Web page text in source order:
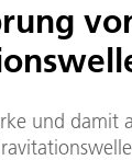
und damit